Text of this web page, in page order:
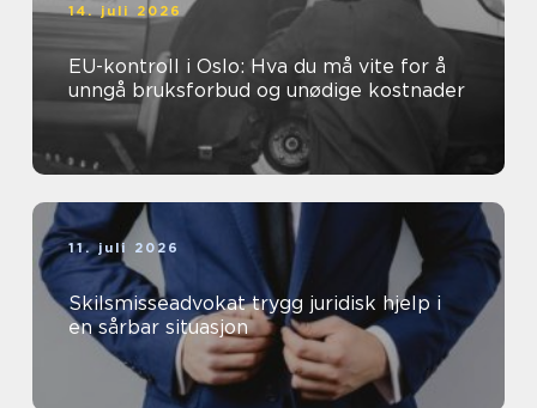
14. juli 2026
EU-kontroll i Oslo: Hva du må vite for å
unngå bruksforbud og unødige kostnader
11. juli 2026
Skilsmisseadvokat trygg juridisk hjelp i
en sårbar situasjon